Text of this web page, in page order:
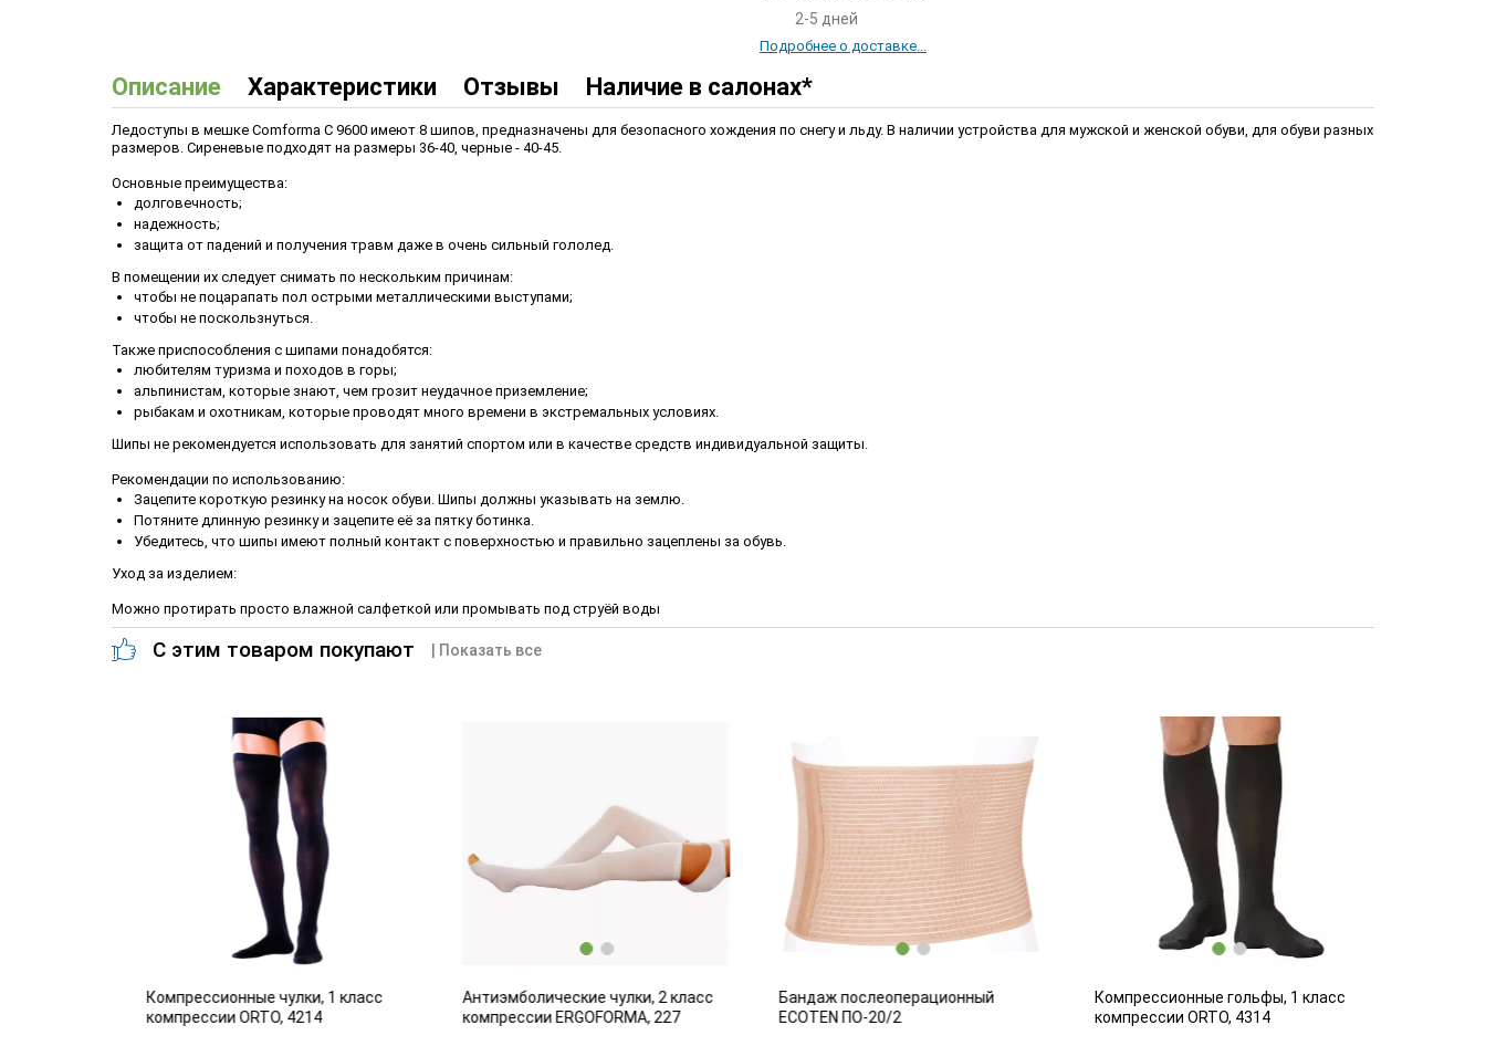
2-5 дней
Подробнее о доставке...
Описание Характеристики Отзывы Наличие в салонах*
Ледоступы в мешке Comforma С 9600 имеют 8 шипов, предназначены для безопасного хождения по снегу и льду. В наличии устройства для мужской и женской обуви, для обуви разных
размеров. Сиреневые подходят на размеры 36-40, черные - 40-45.
Основные преимущества:
долговечность;
надежность;
защита от падений и получения травм даже в очень сильный гололед.
В помещении их следует снимать по нескольким причинам:
чтобы не поцарапать пол острыми металлическими выступами;
чтобы не поскользнуться.
Также приспособления с шипами понадобятся:
любителям туризма и походов в горы;
альпинистам, которые знают, чем грозит неудачное приземление;
рыбакам и охотникам, которые проводят много времени в экстремальных условиях.
Шипы не рекомендуется использовать для занятий спортом или в качестве средств индивидуальной защиты.
Рекомендации по использованию:
Зацепите короткую резинку на носок обуви. Шипы должны указывать на землю.
Потяните длинную резинку и зацепите её за пятку ботинка.
Убедитесь, что шипы имеют полный контакт с поверхностью и правильно зацеплены за обувь.
Уход за изделием:
Можно протирать просто влажной салфеткой или промывать под струёй воды
С этим товаром покупают | Показать все
Компрессионные чулки, 1 класс
компрессии ORTO, 4214
Антиэмболические чулки, 2 класс
компрессии ERGOFORMA, 227
Бандаж послеоперационный
ECOTEN ПО-20/2
Компрессионные гольфы, 1 класс
компрессии ORTO, 4314